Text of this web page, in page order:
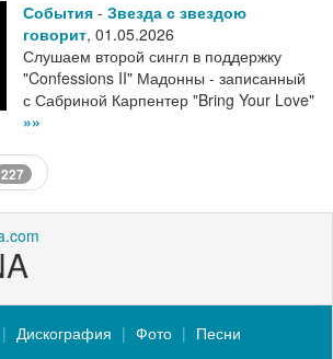
События - Звезда с звездою
говорит, 01.05.2026
Слушаем второй сингл в поддержку
"Confessions II" Мадонны - записанный
с Сабриной Карпентер "Bring Your Love"
»»
227
Дискография Фото
Песни